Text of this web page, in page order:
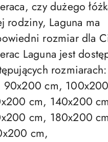
czy dużego
rodziny, Laguna ma
rozmiar dla
Laguna jest
90x200 cm,
cm, 140x200
cm, 180x200
cm,